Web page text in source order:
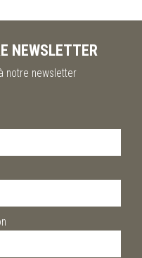
NEWSLETTER
notre newsletter